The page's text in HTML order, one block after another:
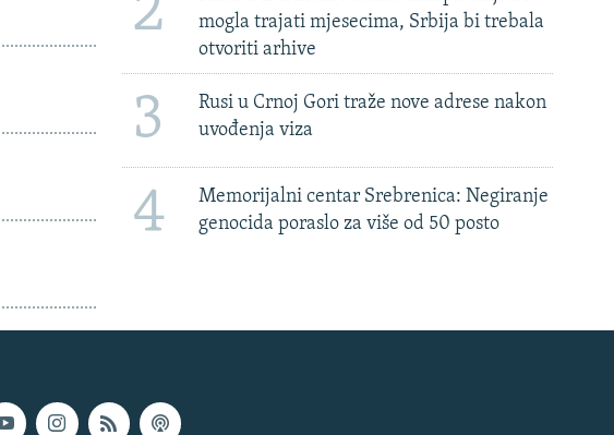
mogla trajati mjesecima, Srbija bi trebala
otvoriti arhive
3
Rusi u Crnoj Gori traže nove adrese nakon
uvođenja viza
4
Memorijalni centar Srebrenica: Negiranje
genocida poraslo za više od 50 posto